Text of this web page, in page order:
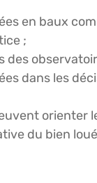
en baux
;
des
dans les
orienter
du bien